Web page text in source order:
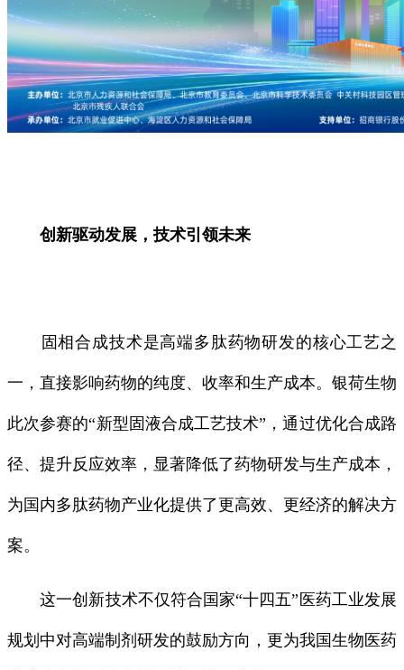
创新驱动发展，技术引领未来
固相合成技术是高端多肽药物研发的核心工艺之
一，直接影响药物的纯度、收率和生产成本。银荷生物
此次参赛的“新型固液合成工艺技术”，通过优化合成路
径、提升反应效率，显著降低了药物研发与生产成本，
为国内多肽药物产业化提供了更高效、更经济的解决方
案。
这一创新技术不仅符合国家“十四五”医药工业发展
规划中对高端制剂研发的鼓励方向，更为我国生物医药